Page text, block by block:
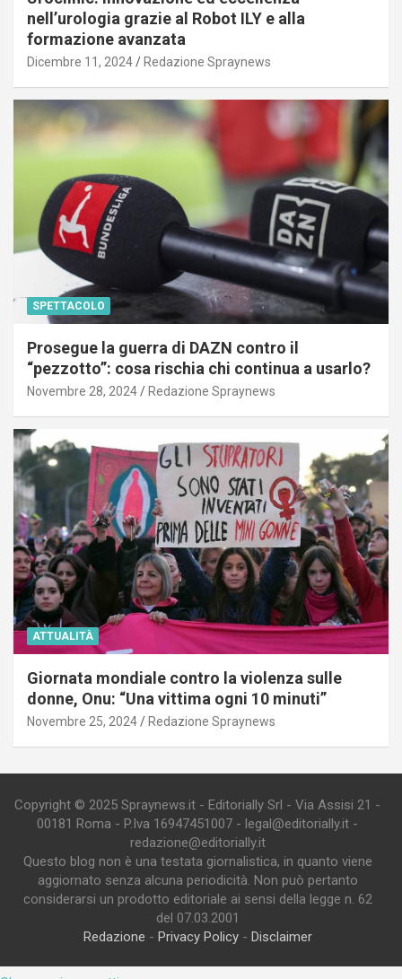
nell’urologia grazie al Robot ILY e alla
formazione avanzata
Dicembre 11, 2024 Redazione Spraynews
SPETTACOLO
Prosegue la guerra di DAZN contro il
“pezzotto”: cosa rischia chi continua a usarlo?
Novembre 28, 2024 Redazione Spraynews
ATTUALITÀ
Giornata mondiale contro la violenza sulle
donne, Onu: “Una vittima ogni 10 minuti”
Novembre 25, 2024 Redazione Spraynews
Copyright © 2025 Spraynews.it - Editorially Srl - Via Assisi 21 -
00181 Roma - P.Iva 16947451007 - legal@editorially.it -
redazione@editorially.it
Questo blog non è una testata giornalistica, in quanto viene
aggiornato senza alcuna periodicità. Non può pertanto
considerarsi un prodotto editoriale ai sensi della legge n. 62
del 07.03.2001
Redazione - Privacy Policy- Disclaimer